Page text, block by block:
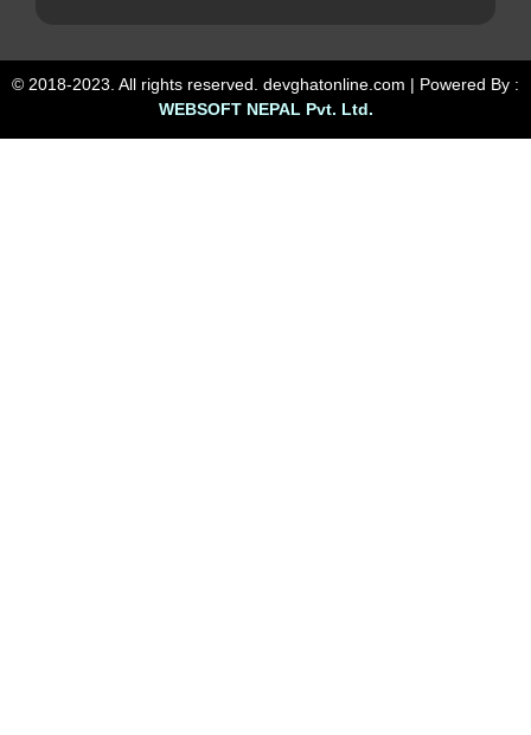
© 2018-2023. All rights reserved. devghatonline.com | Powered By :
WEBSOFT NEPAL Pvt. Ltd.